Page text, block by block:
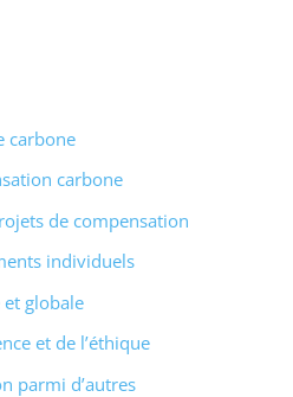
carbone
carbone
de compensation
individuels
globale
et de l’éthique
parmi d’autres